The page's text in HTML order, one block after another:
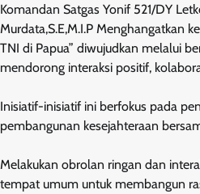
Komandan Satgas Yonif 521/DY
Murdata,S.E,M.I.P Menghangatkan
TNI di Papua” diwujudkan melalui
mendorong interaksi positif,
Inisiatif-inisiatif ini berfokus pada
pembangunan kesejahteraan
Melakukan obrolan ringan dan
tempat umum untuk membangun